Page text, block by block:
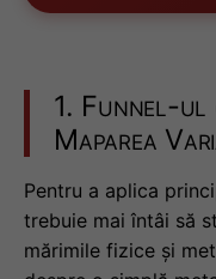
1. Funnel-
Maparea
Pentru a aplica
trebuie mai întâi să
mărimile fizice și